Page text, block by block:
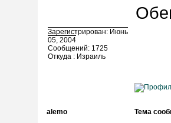
Зарегистрирован: Июнь
05, 2004
Сообщений: 1725
Откуда : Израиль
alemo Тема